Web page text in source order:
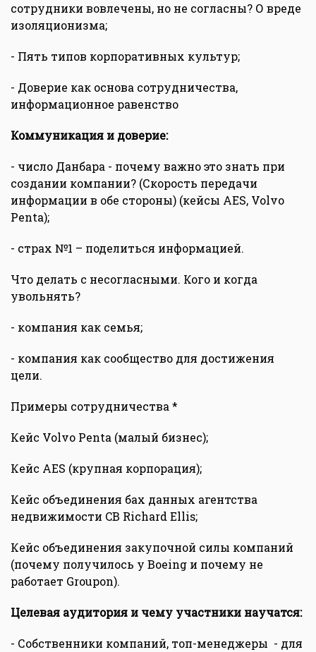
сотрудники вовлечены, но не согласны? О вреде
изоляционизма;
- Пять типов корпоративных культур;
- Доверие как основа сотрудничества,
информационное равенство
Коммуникация и доверие:
- число Данбара - почему важно это знать при
создании компании? (Скорость передачи
информации в обе стороны) (кейсы AES, Volvo
Penta);
- страх №1 – поделиться информацией.
Что делать с несогласными. Кого и когда
увольнять?
- компания как семья;
- компания как сообщество для достижения
цели.
Примеры сотрудничества *
Кейс Volvo Penta (малый бизнес);
Кейс AES (крупная корпорация);
Кейс объединения бах данных агентства
недвижимости CB Richard Ellis;
Кейс объединения закупочной силы компаний
(почему получилось у Boeing и почему не
работает Groupon).
Целевая аудитория и чему участники научатся:
- Собственники компаний, топ-менеджеры - для